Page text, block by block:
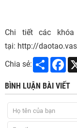
Chi tiết các
tại: http://
Chia sẻ:
Share
BÌNH LUẬN BÀI VIẾT